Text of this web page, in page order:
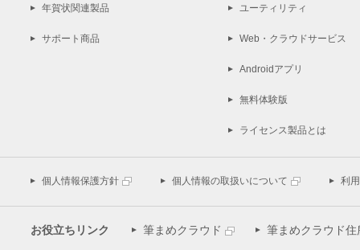
年賀状関連製品
サポート商品
ユーティリティ
Web・クラウドサービス
Androidアプリ
無料体験版
ライセンス製品とは
個人情報保護方針 個人情報の取扱いについて 利
お役立ちリンク 筆まめクラウド 筆まめクラウド住